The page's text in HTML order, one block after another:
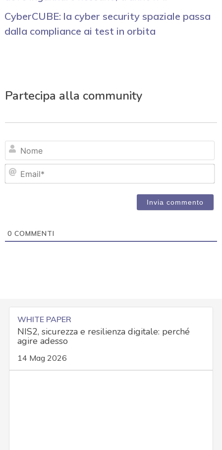
CyberCUBE: la cyber security spaziale passa
dalla compliance ai test in orbita
Partecipa alla community
0 COMMENTI
WHITE PAPER
NIS2, sicurezza e resilienza digitale: perché
agire adesso
14 Mag 2026